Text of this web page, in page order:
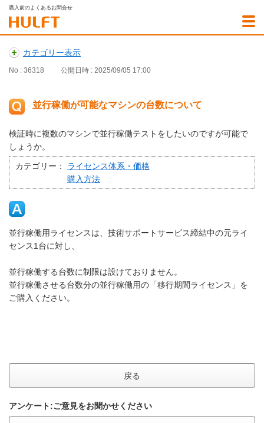
購入前のよくあるお問合せ
カテゴリー表示
No : 36318 公開日時 : 2025/09/05 17:00
並行稼働が可能なマシンの台数について
検証時に複数のマシンで並行稼働テストをしたいのですが可能で
しょうか。
カテゴリー：
ライセンス体系・価格
購入方法
並行稼働用ライセンスは、技術サポートサービス締結中の元ライ
センス1台に対し、
並行稼働する台数に制限は設けておりません。
並行稼働させる台数分の並行稼働用の「移行期間ライセンス」を
ご購入ください。
戻る
アンケート:ご意見をお聞かせください